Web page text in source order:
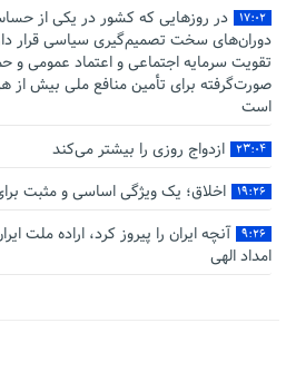
۱۷:۰۲
در روزهایی که کشور در یکی از
دوران‌های سخت تصمیم‌گیری سیاسی قرار
تقویت سرمایه اجتماعی و اعتماد عمومی و
صورت‌گرفته برای تأمین منافع ملی بیش از
است
۲۳:۰۴ ازدواج روزی را بیشتر می‌کند
۱۹:۲۶ اخلاق؛ یک ویژگی اساسی و مثبت
۹:۲۶
آنچه ایران را پیروز کرد، اراده ملت
امداد الهی